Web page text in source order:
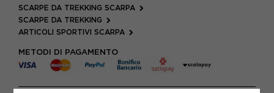
SCARPE DA TREKKING SCARPA
SCARPE DA TREKKING
ARTICOLI SPORTIVI SCARPA
METODI DI PAGAMENTO